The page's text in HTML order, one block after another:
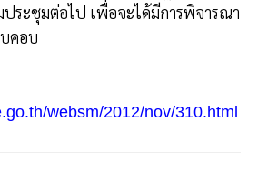
ประชุมต่อไป เพื่อจะได้มีการพิจารณา
คอบ
websm/2012/nov/310.html